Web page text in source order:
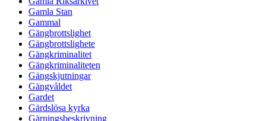
Gamla Stan
Gammal
Gängbrottslighet
Gängbrottslighete
Gängkriminalitet
Gängkriminaliteten
Gängskjutningar
Gängvåldet
Gardet
Gärdslösa kyrka
Gärningsbeskrivning